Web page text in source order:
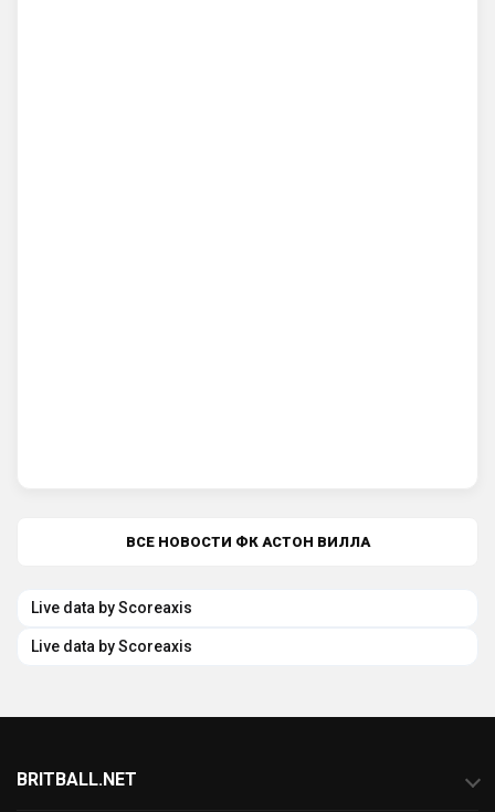
ВСЕ НОВОСТИ ФК АСТОН ВИЛЛА
Live data byScoreaxis
Scoreaxis
Live data byScoreaxis
Scoreaxis
BRITBALL.NET